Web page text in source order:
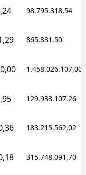
98.795.318,54
865.831,50
1.458.026.107,00
129.938.107,26
183.215.562,02
315.748.091,70